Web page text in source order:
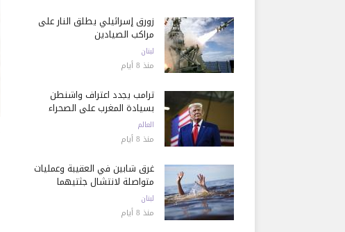
زورق إسرائيلي يطلق النار على
مراكب الصيادين
لبنان
منذ 8 أيام
ترامب يجدد اعتراف واشنطن
بسيادة المغرب على الصحراء
العالم
منذ 8 أيام
غرق شابين في العقيبة وعمليات
متواصلة لانتشال جثتيهما
لبنان
منذ 8 أيام